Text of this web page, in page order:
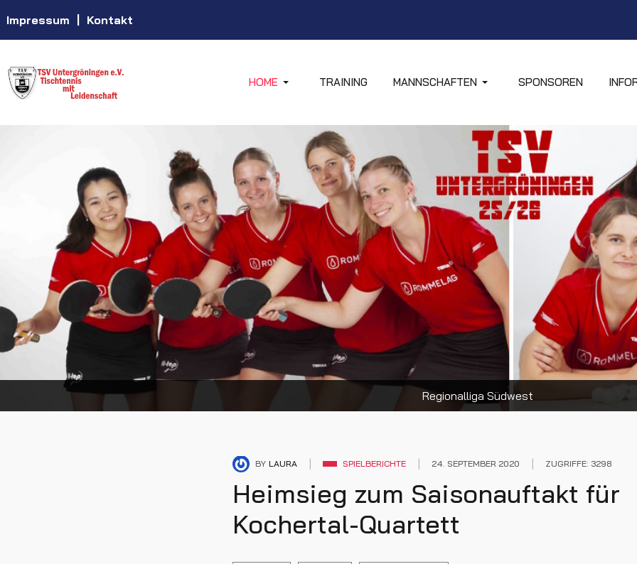
Impressum Kontakt
HOME TRAINING MANNSCHAFTEN SPONSOREN
Regionalliga Südwest
BY LAURA SPIELBERICHTE 24. SEPTEMBER 2020 ZUGRIFFE: 3298
Heimsieg zum Saisonauftakt für
Kochertal-Quartett